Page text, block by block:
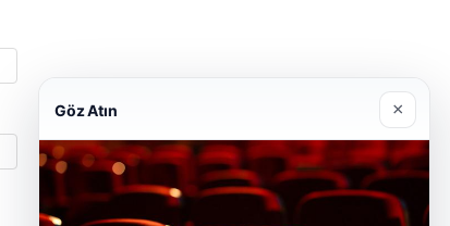
Göz Atın ×